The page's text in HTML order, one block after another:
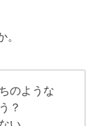
のような
？